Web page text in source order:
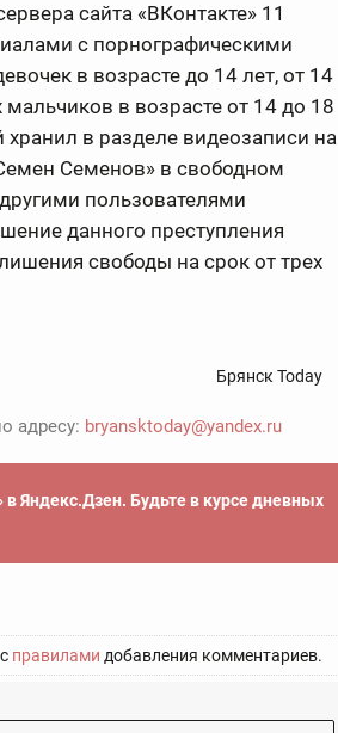
сайта «ВКонтакте» 11
с порнографическими
в возрасте до 14 лет, от 14
в возрасте от 14 до 18
в разделе видеозаписи на
Семенов» в свободном
пользователями
данного преступления
свободы на срок от трех
Брянск Today
адресу: bryansktoday@yandex.ru
Яндекс.Дзен. Будьте в курсе дневных
правилами добавления комментариев.